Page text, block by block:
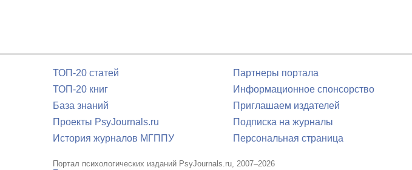
ТОП-20 статей
ТОП-20 книг
База знаний
Проекты PsyJournals.ru
История журналов МГППУ
Партнеры портала
Информационное спонсорство
Приглашаем издателей
Подписка на журналы
Персональная страница
Портал психологических изданий PsyJournals.ru, 2007–2026